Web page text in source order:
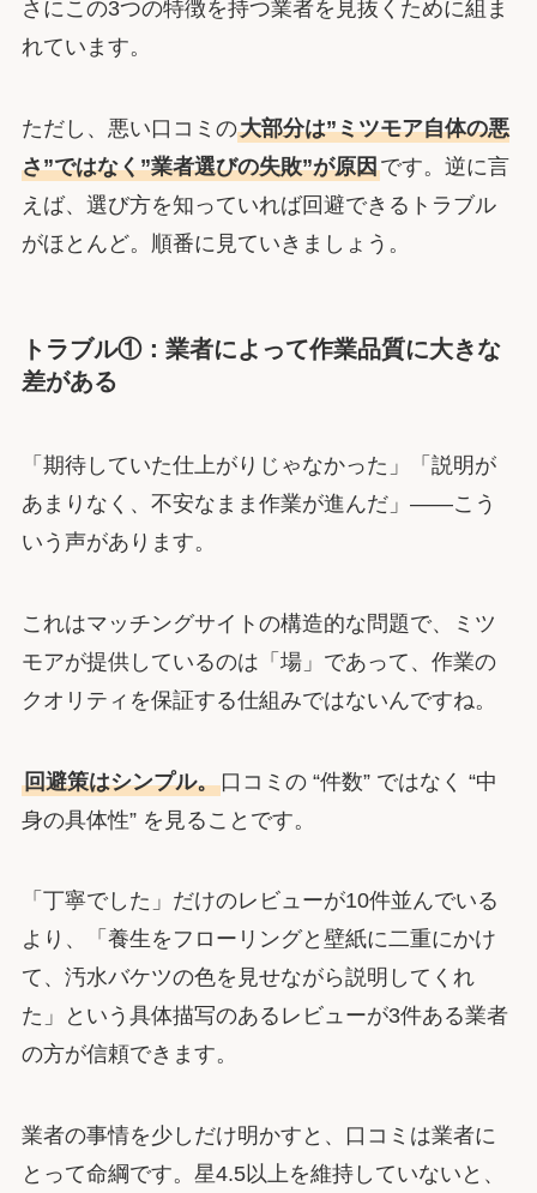
さにこの3つの特徴を持つ業者を見抜くために組ま
れています。
ただし、悪い口コミの大部分は”ミツモア自体の悪
さ”ではなく”業者選びの失敗”が原因です。逆に言
えば、選び方を知っていれば回避できるトラブル
がほとんど。順番に見ていきましょう。
トラブル①：業者によって作業品質に大きな
差がある
「期待していた仕上がりじゃなかった」「説明が
あまりなく、不安なまま作業が進んだ」――こう
いう声があります。
これはマッチングサイトの構造的な問題で、ミツ
モアが提供しているのは「場」であって、作業の
クオリティを保証する仕組みではないんですね。
回避策はシンプル。口コミの “件数” ではなく “中
身の具体性” を見ることです。
「丁寧でした」だけのレビューが10件並んでいる
より、「養生をフローリングと壁紙に二重にかけ
て、汚水バケツの色を見せながら説明してくれ
た」という具体描写のあるレビューが3件ある業者
の方が信頼できます。
業者の事情を少しだけ明かすと、口コミは業者に
とって命綱です。星4.5以上を維持していないと、